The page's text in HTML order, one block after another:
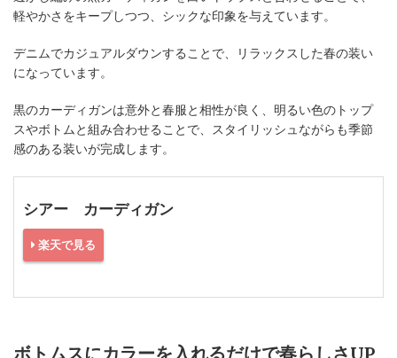
軽やかさをキープしつつ、シックな印象を与えています。
デニムでカジュアルダウンすることで、リラックスした春の装い
になっています。
黒のカーディガンは意外と春服と相性が良く、明るい色のトップ
スやボトムと組み合わせることで、スタイリッシュながらも季節
感のある装いが完成します。
シアー カーディガン
楽天で見る
ボトムスにカラーを入れるだけで春らしさUP